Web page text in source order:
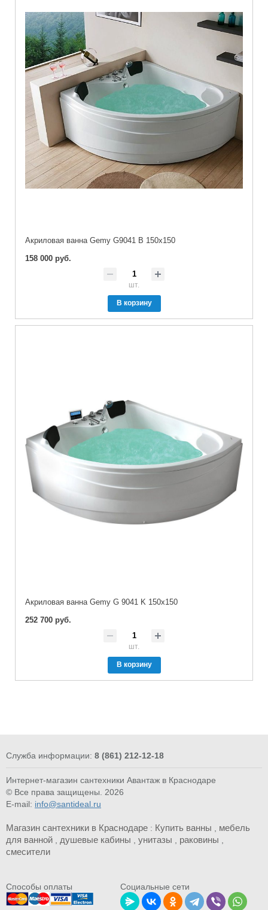
Акриловая ванна Gemy G9041 B 150x150
158 000 руб.
шт.
В корзину
Акриловая ванна Gemy G 9041 K 150x150
252 700 руб.
шт.
В корзину
Служба информации: 8 (861) 212-12-18
Интернет-магазин сантехники Авантаж в Краснодаре
© Все права защищены. 2026
E-mail: info@santideal.ru
Магазин сантехники в Краснодаре : Купить ванны
мебель
для ванной
душевые кабины унитазы раковины
смесители
Cпособы оплаты Социальные сети